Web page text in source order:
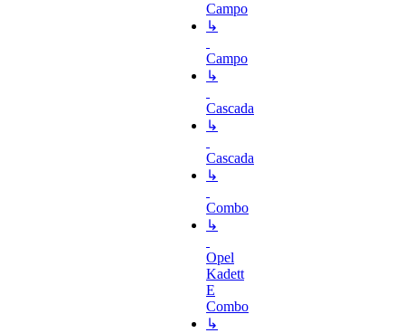
Campo
↳
Campo
↳
Cascada
↳
Cascada
↳
Combo
↳
Opel
Kadett
E
Combo
↳